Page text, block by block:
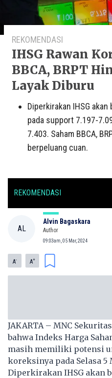
REKOMENDASI
IHSG Rawan
BBCA, BRPT
Layak Diburu
Diperkirakan IHSG akan
pada support 7.197-
7.403. Saham BBCA,
berpeluang cuan.
REKOMENDASI
AL
Alvin Bagaskara
Author
09:03am, 05 Mar, 2024
A- A+
JAKARTA – MNC
bahwa Indeks Harga
masih memiliki potensi
koreksinya pada Selasa 5
Diperkirakan IHSG akan